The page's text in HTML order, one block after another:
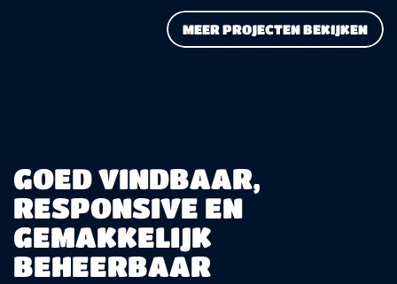
MEER PROJECTEN BEKIJKEN
GOED VINDBAAR,
RESPONSIVE EN
GEMAKKELIJK
BEHEERBAAR